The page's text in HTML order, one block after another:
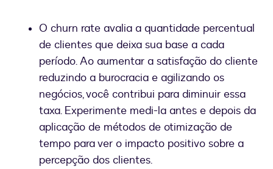
O churn rate avalia a quantidade percentual
de clientes que deixa sua base a cada
período. Ao aumentar a satisfação do cliente
reduzindo a burocracia e agilizando os
negócios, você contribui para diminuir essa
taxa. Experimente medi-la antes e depois da
aplicação de métodos de otimização de
tempo para ver o impacto positivo sobre a
percepção dos clientes.